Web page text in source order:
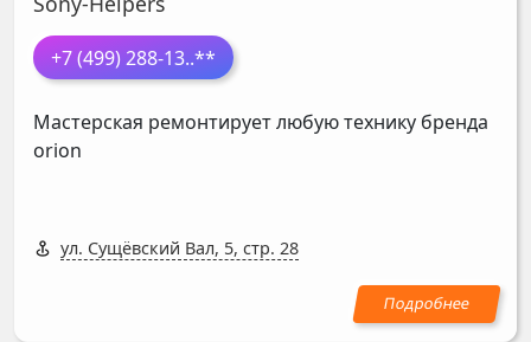
+7 (499) 288-13..**
Мастерская ремонтирует любую технику бренда
orion
ул. Сущёвский Вал, 5, стр. 28